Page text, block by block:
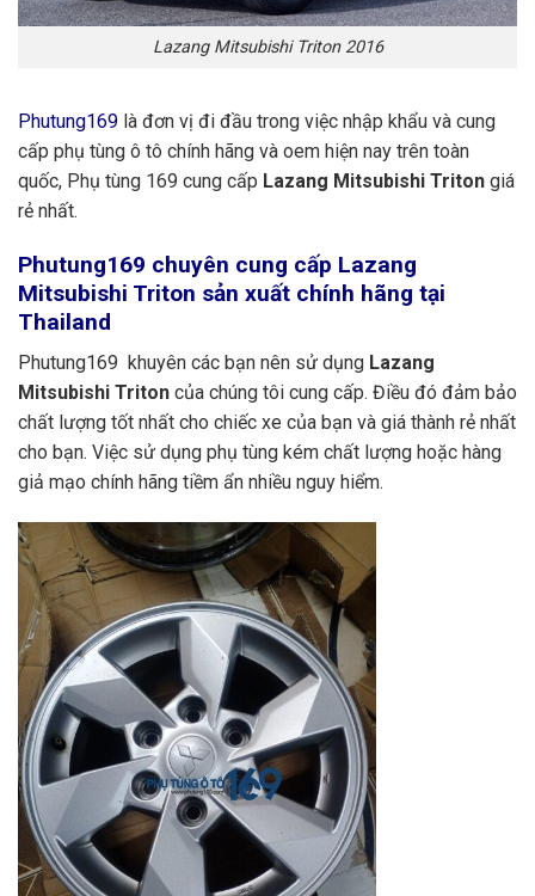
Lazang Mitsubishi Triton 2016
Phutung169 là đơn vị đi đầu trong việc nhập khẩu và cung
cấp phụ tùng ô tô chính hãng và oem hiện nay trên toàn
quốc, Phụ tùng 169 cung cấp Lazang Mitsubishi Triton giá
rẻ nhất.
Phutung169 chuyên cung cấp Lazang
Mitsubishi Triton sản xuất chính hãng tại
Thailand
Phutung169 khuyên các bạn nên sử dụng Lazang
Mitsubishi Triton của chúng tôi cung cấp. Điều đó đảm bảo
chất lượng tốt nhất cho chiếc xe của bạn và giá thành rẻ nhất
cho bạn. Việc sử dụng phụ tùng kém chất lượng hoặc hàng
giả mạo chính hãng tiềm ẩn nhiều nguy hiểm.